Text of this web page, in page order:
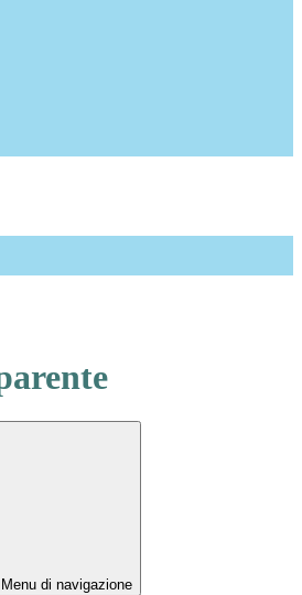
Menu di navigazione